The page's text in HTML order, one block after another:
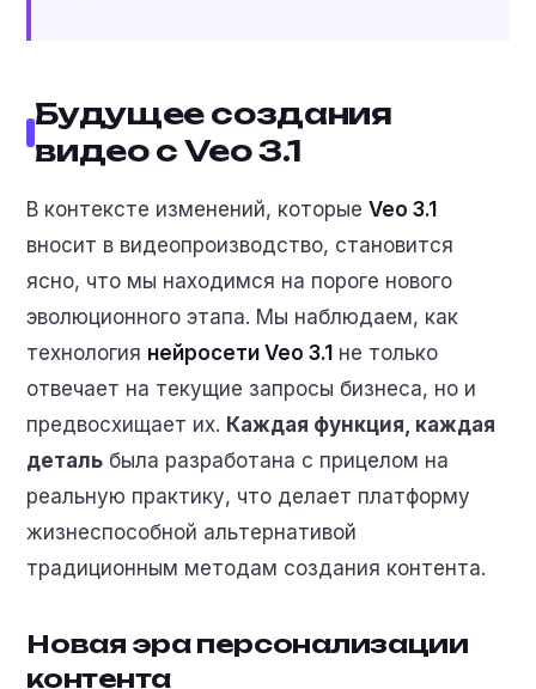
Будущее создания
видео с Veo 3.1
В контексте изменений, которыеVeo 3.1
вносит в видеопроизводство, становится
ясно, что мы находимся на пороге нового
эволюционного этапа. Мы наблюдаем, как
технология нейросети Veo 3.1 не только
отвечает на текущие запросы бизнеса, но и
предвосхищает их. Каждая функция, каждая
деталь была разработана с прицелом на
реальную практику, что делает платформу
жизнеспособной альтернативой
традиционным методам создания контента.
Новая эра персонализации
контента